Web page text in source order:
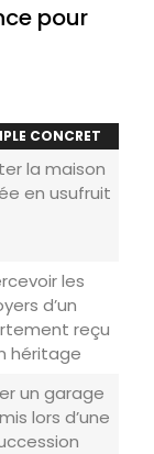
pour
CONCRET
la maison
en usufruit
les
d’un
reçu
héritage
un garage
lors d’une